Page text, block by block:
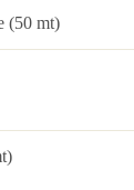
(50 mt)
(25mt)